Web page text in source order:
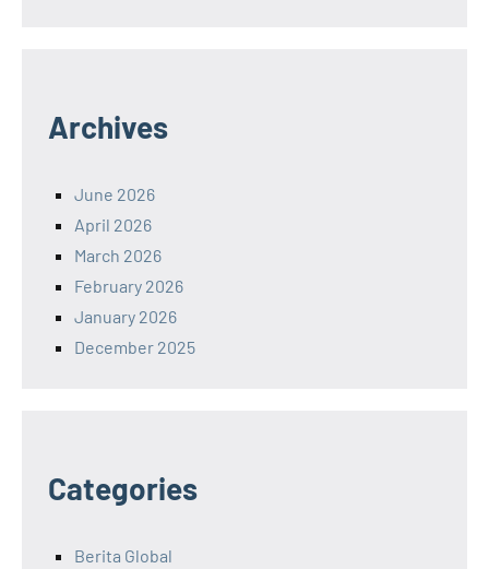
Archives
June 2026
April 2026
March 2026
February 2026
January 2026
December 2025
Categories
Berita Global